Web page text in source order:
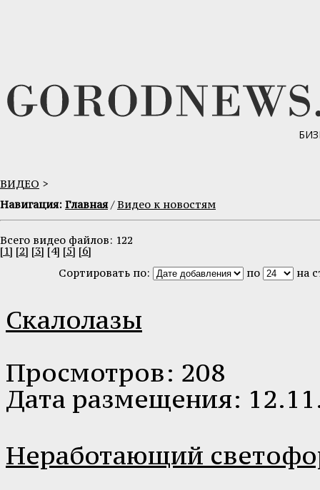
ВИДЕО >
Навигация: Главная/Видео к новостям
Всего видео файлов: 122
[1] [2] [3] [4] [5] [6]
Сортировать по:
по на
Скалолазы
Просмотров: 208
Дата размещения:
Неработающий